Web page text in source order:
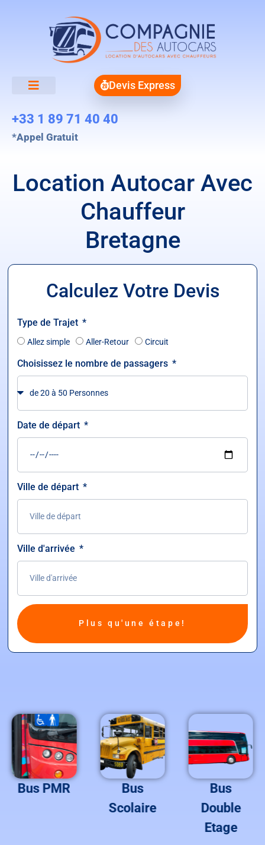
Devis Express
+33 1 89 71 40 40
*Appel Gratuit
Location Autocar Avec
Chauffeur
Bretagne
Calculez Votre Devis
Type de Trajet
Allez simple Aller-Retour Circuit
Choisissez le nombre de passagers
Date de départ
Ville de départ
Ville d'arrivée
Plus qu'une étape!
Bus PMR
Bus
Scolaire
Bus
Double
Etage